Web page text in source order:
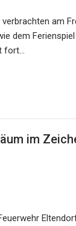
am
dem
fort…
im